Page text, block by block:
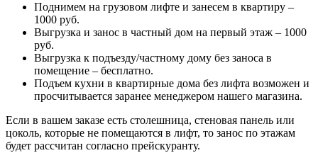
Поднимем на грузовом лифте и занесем в квартиру –
1000 руб.
Выгрузка и занос в частный дом на первый этаж – 1000
руб.
Выгрузка к подъезду/частному дому без заноса в
помещение – бесплатно.
Подъем кухни в квартирные дома без лифта возможен и
просчитывается заранее менеджером нашего магазина.
Если в вашем заказе есть столешница, стеновая панель или
цоколь, которые не помещаются в лифт, то занос по этажам
будет рассчитан согласно прейскуранту.